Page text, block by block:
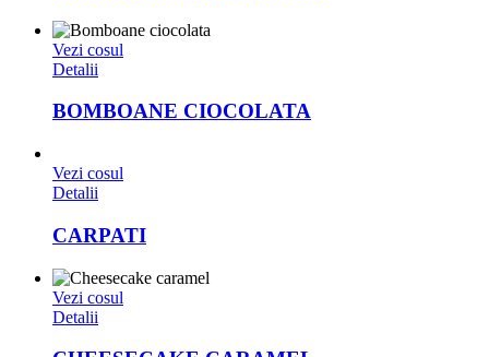
Vezi cosul
Detalii
BOMBOANE CIOCOLATA
Vezi cosul
Detalii
CARPATI
Vezi cosul
Detalii